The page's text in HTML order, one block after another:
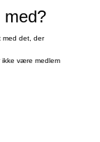
med?
med det, der
være medlem